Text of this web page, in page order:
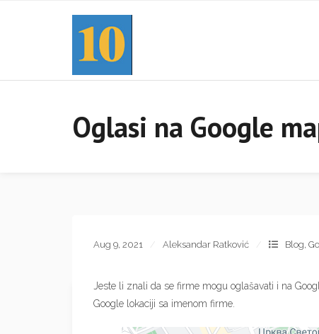
Oglasi na Google
Aug 9, 2021 Aleksandar Ratković Blog,
Jeste li znali da se firme mogu oglašavati i na
Google lokaciji sa imenom firme.